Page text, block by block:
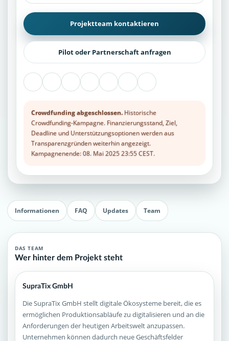
Projektteam kontaktieren
Pilot oder Partnerschaft anfragen
Crowdfunding abgeschlossen.Historische
Crowdfunding-Kampagne. Finanzierungsstand, Ziel,
Deadline und Unterstützungsoptionen werden aus
Transparenzgründen weiterhin angezeigt.
Kampagnenende: 08. Mai 2025 23:55 CEST.
Informationen FAQ Updates Team
DAS TEAM
Wer hinter dem Projekt steht
SupraTix GmbH
Die SupraTix GmbH stellt digitale Ökosysteme bereit, die es
ermöglichen Produktionsabläufe zu digitalisieren und an die
Anforderungen der heutigen Arbeitswelt anzupassen.
Unternehmen können dadurch neue Geschäftsfelder